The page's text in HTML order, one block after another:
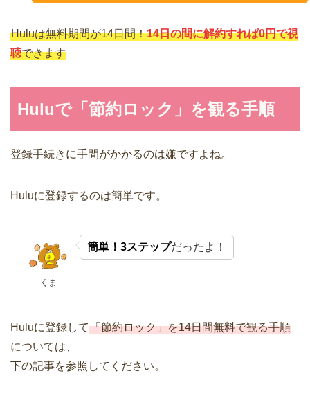
Huluは無料期間が14日間！14日の間に解約すれば0円で視
聴できます
Huluで「節約ロック」を観る手順
登録手続きに手間がかかるのは嫌ですよね。
Huluに登録するのは簡単です。
くま
簡単！3ステップだったよ！
Huluに登録して「節約ロック」を14日間無料で観る手順
については、
下の記事を参照してください。